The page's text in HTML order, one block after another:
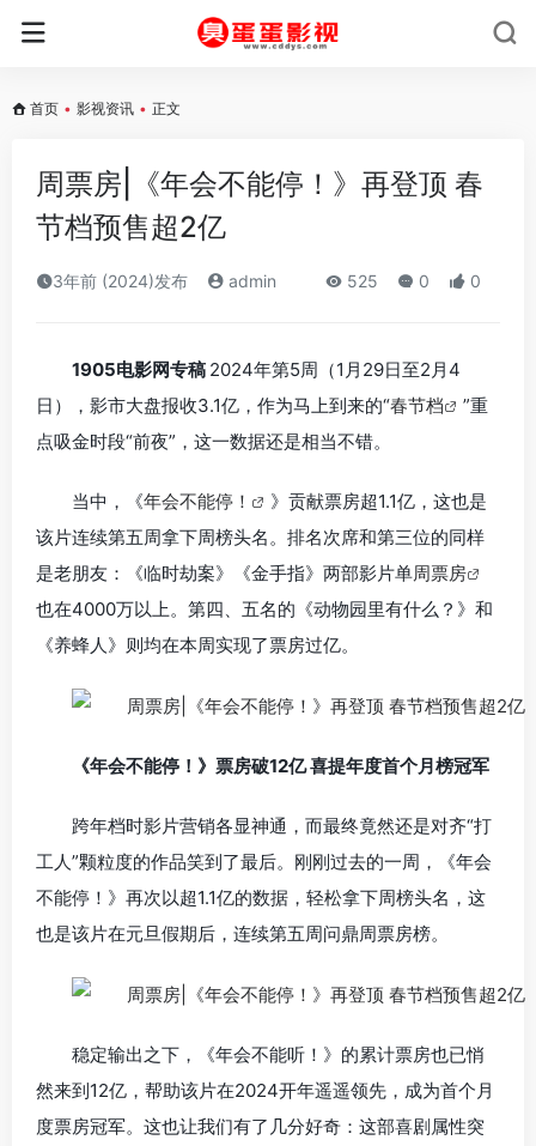
首页 • 影视资讯 • 正文
周票房|《年会不能停！》再登顶 春
节档预售超2亿
3年前 (2024)发布 admin 525 0 0
1905电影网专稿 2024年第5周（1月29日至2月4
日），影市大盘报收3.1亿，作为马上到来的“春节档
”重
点吸金时段“前夜”，这一数据还是相当不错。
当中，《年会不能停！
》贡献票房超1.1亿，这也是
该片连续第五周拿下周榜头名。排名次席和第三位的同样
是老朋友：《临时劫案》《金手指》两部影片单周票房
也在4000万以上。第四、五名的《动物园里有什么？》和
《养蜂人》则均在本周实现了票房过亿。
《年会不能停！》票房破12亿 喜提年度首个月榜冠军
跨年档时影片营销各显神通，而最终竟然还是对齐“打
工人”颗粒度的作品笑到了最后。刚刚过去的一周，《年会
不能停！》再次以超1.1亿的数据，轻松拿下周榜头名，这
也是该片在元旦假期后，连续第五周问鼎周票房榜。
稳定输出之下，《年会不能听！》的累计票房也已悄
然来到12亿，帮助该片在2024开年遥遥领先，成为首个月
度票房冠军。这也让我们有了几分好奇：这部喜剧属性突